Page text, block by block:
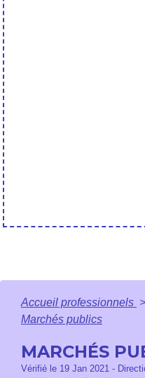
Accueil professionnels >
Marchés publics
MARCHÉS
Vérifié le 19 Jan 2021 -